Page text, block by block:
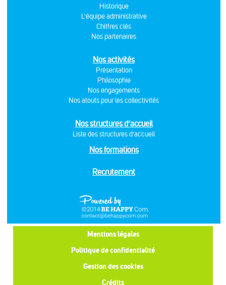
Historique
L'équipe administrative
Chiffres clés
Nos partenaires
Nos activités
Présentation
Philosophie
Nos engagements
Nos atouts pour les collectivités
Nos structures d’accueil
Liste des structures d’accueil
Nos formations
Recrutement
Mentions légales
Politique de confidentialité
Gestion des cookies
Crédits